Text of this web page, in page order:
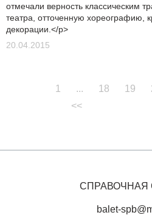
отмечали верность классическим
театра, отточенную хореографию,
декорации.</p>
20.04.2015
<<
1 ... 18 19
СПРАВОЧНАЯ
balet-